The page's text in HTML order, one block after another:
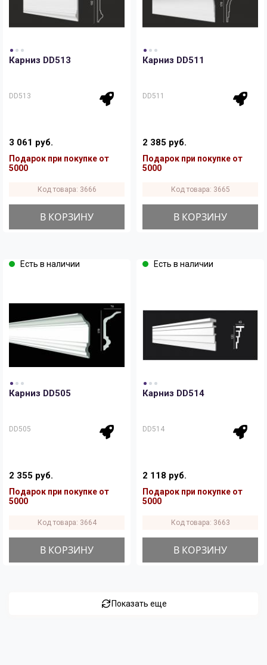
Карниз DD513
DD513
3 061 руб.
Подарок при покупке от
5000
Код товара: 3666
В КОРЗИНУ
Карниз DD511
DD511
2 385 руб.
Подарок при покупке от
5000
Код товара: 3665
В КОРЗИНУ
Есть в наличии
Карниз DD505
DD505
2 355 руб.
Подарок при покупке от
5000
Код товара: 3664
В КОРЗИНУ
Есть в наличии
Карниз DD514
DD514
2 118 руб.
Подарок при покупке от
5000
Код товара: 3663
В КОРЗИНУ
Показать еще